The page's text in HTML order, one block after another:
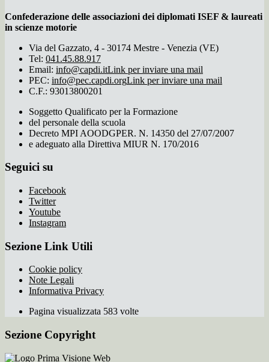
Confederazione delle associazioni dei diplomati ISEF & laureati
in scienze motorie
Via del Gazzato, 4 - 30174 Mestre - Venezia (VE)
Tel: 041.45.88.917
Email: info@capdi.itLink per inviare una mail
PEC: info@pec.capdi.orgLink per inviare una mail
C.F.: 93013800201
Soggetto Qualificato per la Formazione
del personale della scuola
Decreto MPI AOODGPER. N. 14350 del 27/07/2007
e adeguato alla Direttiva MIUR N. 170/2016
Seguici su
Facebook
Twitter
Youtube
Instagram
Sezione Link Utili
Cookie policy
Note Legali
Informativa Privacy
Pagina visualizzata 583 volte
Sezione Copyright